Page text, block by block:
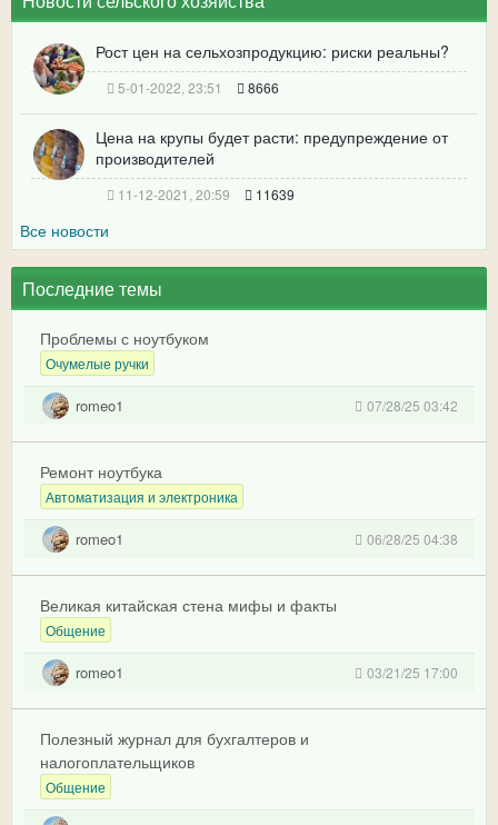
Рост цен на сельхозпродукцию: риски реальны?
5-01-2022, 23:51 8666
Цена на крупы будет расти: предупреждение от
производителей
11-12-2021, 20:59 11639
Все новости
Последние темы
Проблемы с ноутбуком
Очумелые ручки
romeo1 07/28/25 03:42
Ремонт ноутбука
Автоматизация и электроника
romeo1 06/28/25 04:38
Великая китайская стена мифы и факты
Общение
romeo1 03/21/25 17:00
Полезный журнал для бухгалтеров и
налогоплательщиков
Общение